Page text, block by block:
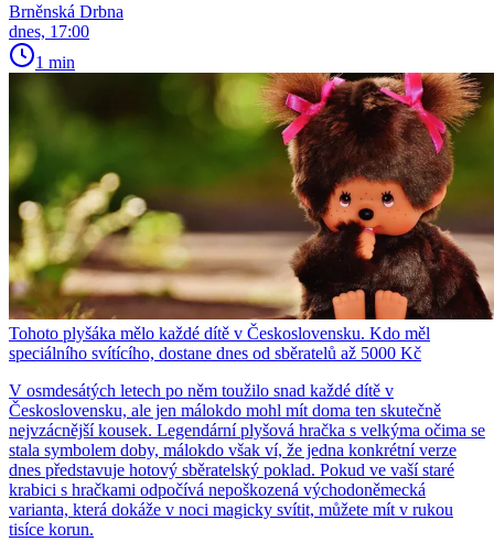
Brněnská Drbna
dnes, 17:00
1 min
Tohoto plyšáka mělo každé dítě v Československu. Kdo měl
speciálního svítícího, dostane dnes od sběratelů až 5000 Kč
V osmdesátých letech po něm toužilo snad každé dítě v
Československu, ale jen málokdo mohl mít doma ten skutečně
nejvzácnější kousek. Legendární plyšová hračka s velkýma očima se
stala symbolem doby, málokdo však ví, že jedna konkrétní verze
dnes představuje hotový sběratelský poklad. Pokud ve vaší staré
krabici s hračkami odpočívá nepoškozená východoněmecká
varianta, která dokáže v noci magicky svítit, můžete mít v rukou
tisíce korun.